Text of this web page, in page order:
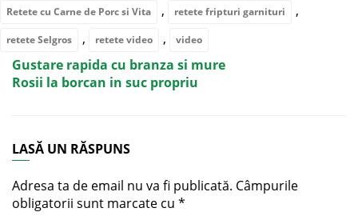
Retete cu Carne de Porc si Vita , retete fripturi garnituri ,
retete Selgros , retete video , video
Gustare rapida cu branza si mure
Rosii la borcan in suc propriu
LASĂ UN RĂSPUNS
Adresa ta de email nu va fi publicată. Câmpurile
obligatorii sunt marcate cu *